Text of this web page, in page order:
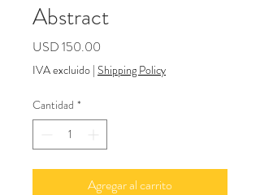
Abstract
USD 150.00
IVA excluido | Shipping Policy
Cantidad *
Agregar al carrito